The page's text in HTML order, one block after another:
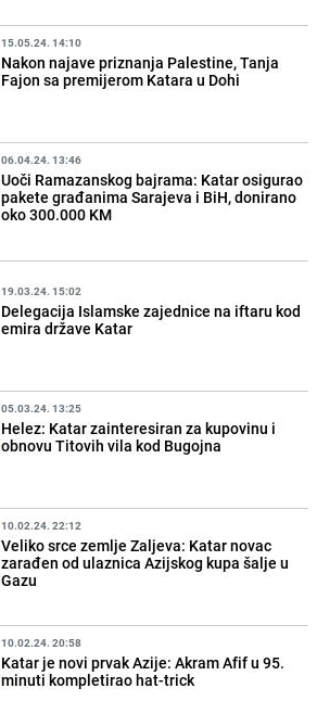
15.05.24. 14:10
Nakon najave priznanja Palestine, Tanja
Fajon sa premijerom Katara u Dohi
06.04.24. 13:46
Uoči Ramazanskog bajrama: Katar osigurao
pakete građanima Sarajeva i BiH, donirano
oko 300.000 KM
19.03.24. 15:02
Delegacija Islamske zajednice na iftaru kod
emira države Katar
05.03.24. 13:25
Helez: Katar zainteresiran za kupovinu i
obnovu Titovih vila kod Bugojna
10.02.24. 22:12
Veliko srce zemlje Zaljeva: Katar novac
zarađen od ulaznica Azijskog kupa šalje u
Gazu
10.02.24. 20:58
Katar je novi prvak Azije: Akram Afif u 95.
minuti kompletirao hat-trick